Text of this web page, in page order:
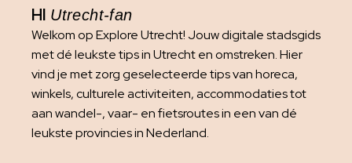
HI Utrecht-fan
Welkom op Explore Utrecht! Jouw digitale stadsgids
met dé leukste tips in Utrecht en omstreken. Hier
vind je met zorg geselecteerde tips van horeca,
winkels, culturele activiteiten, accommodaties tot
aan wandel-, vaar- en fietsroutes in een van dé
leukste provincies in Nederland.